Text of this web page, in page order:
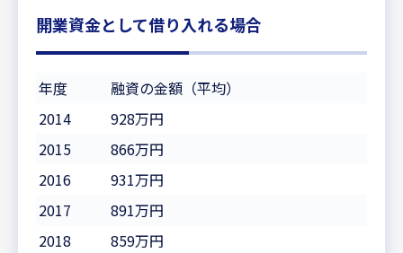
開業資金として借り入れる場合
年度
融資の金額（平均）
2014
928万円
2015
866万円
2016
931万円
2017
891万円
2018
859万円